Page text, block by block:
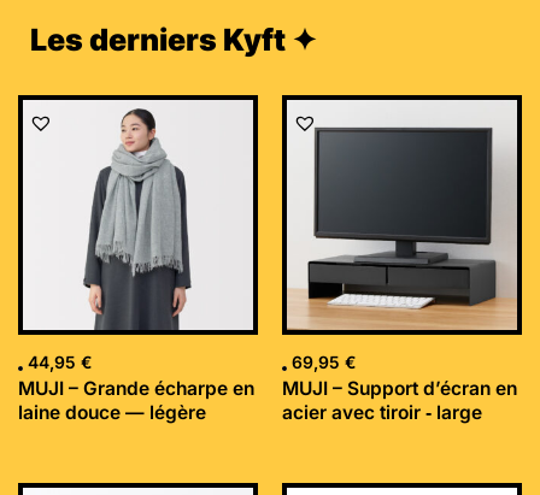
Les derniers Kyft ✦
44,95 €
MUJI – Grande écharpe en
laine douce — légère
69,95 €
MUJI – Support d’écran en
acier avec tiroir ‐ large